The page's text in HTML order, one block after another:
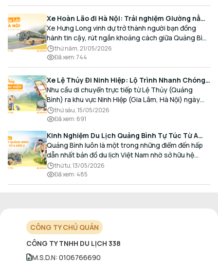
Xe Hoàn Lão đi Hà Nội: Trải nghiệm Giường nằm
Cao cấp, Đón trả Tận nơi
Xe Hưng Long vinh dự trở thành người bạn đồng
hành tin cậy, rút ngắn khoảng cách giữa Quảng Bình
và Thủ đô bằng chất lượng dịch vụ chuẩn mực.
thứ năm, 21/05/2026
Đã xem:744
Xe Lệ Thủy Đi Ninh Hiệp: Lộ Trình Nhanh Chóng,
Đón Trả Tận Nơi
Nhu cầu di chuyển trực tiếp từ Lệ Thủy (Quảng
Bình) ra khu vực Ninh Hiệp (Gia Lâm, Hà Nội) ngày
càng gia tăng, đặc biệt đối với các hành khách có
nhu cầu giao thương, kinh doanh và mua sắm.
thứ sáu, 15/05/2026
Đã xem: 691
Kinh Nghiệm Du Lịch Quảng Bình Tự Túc Từ A
Đến Z Chi Tiết Nhất
Quảng Bình luôn là một trong những điểm đến hấp
dẫn nhất bản đồ du lịch Việt Nam nhờ sở hữu hệ
thống hang động kỳ vĩ, những bãi biển hoang sơ và
nét ẩm thực đậm đà bản sắc.
thứ tư, 13/05/2026
Đã xem: 485
CÔNG TY CHỦ QUẢN
CÔNG TY TNHH DU LỊCH 338
M.S.D.N: 0106766690